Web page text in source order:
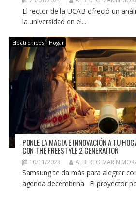
El rector de la UCAB ofreció un
la universidad en el...
Electrónicos Hogar
PONLE LA MAGIA E INNOVACIÓN A TU
CON THE FREESTYLE 2 GENERATION
10/11/2023 ALBERTO MARÍN
Samsung te da más para alegrar
agenda decembrina. El proyector